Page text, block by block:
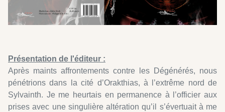
Présentation de l'éditeur :
Après maints affrontements contre les Dégénérés, nous
pénétrions dans la cité d’Orakthias, à l’extrême nord de
Sylvainth. Je me heurtais en permanence à l’officier aux
prises avec une singulière altération qu’il s’évertuait à me